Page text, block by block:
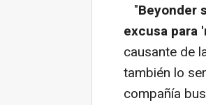
"Beyonder
excusa para
causante de
también lo
compañía